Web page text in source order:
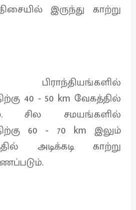
இருந்து காற்று
40 ‐ 50 km வேகத்தில்
சில சமயங்களில்
60 ‐ 70 km இலும்
அடிக்கடி காற்று